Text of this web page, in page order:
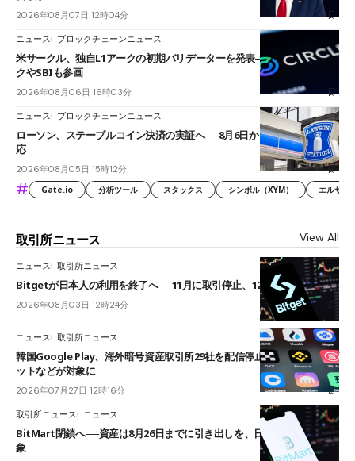
2026年08月07日 12時04分
ニュース ブロックチェーンニュース
米サークル、独自L1アークの初期バリデーターを発表――ブラックロッ
クやSBIも参画
2026年08月06日 16時03分
ニュース ブロックチェーンニュース
ローソン、ステーブルコイン決済の実証へ──8月6日からJPYCやUSDC対
応
2026年08月05日 15時12分
# Gate.io 分析ツール スタックス シンボル（XYM） エルサル
取引所ニュース View All
ニュース 取引所ニュース
Bitgetが日本人の利用を終了へ──11月に取引停止、12月末に強制決済
2026年08月03日 12時24分
ニュース 取引所ニュース
韓国Google Play、海外暗号資産取引所29社を配信停止──OKXやバイビ
ットなどが対象に
2026年07月27日 12時16分
取引所ニュース ニュース
BitMart閉鎖へ──資産は8月26日までに引き出しを、日本人利用者も対
象